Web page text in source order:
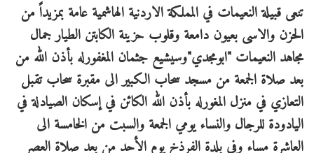
تنعى قبيلة النعيمات في المملكة الاردنية الهاشمية عامة بمزيداً من
الحزن والاسى بعيون دامعة وقلوب حزينة الكابتن الطيار جمال
مجاهد النعيمات "ابومجدي"وسيشيع جثمان المغفورله بأذن الله من
بعد صلاة الجمعة من مسجد سحاب الكبير الى مقبرة سحاب تقبل
التعازي في منزل المغورله بأذن الله الكائن في إسكان الصيادلة في
اليادودة للرجال والنساء يومي الجمعة والسبت من الخامسة الى
العاشرة مساء وفي بلدة الفرذخ يوم الأحد من بعد صلاة العصر